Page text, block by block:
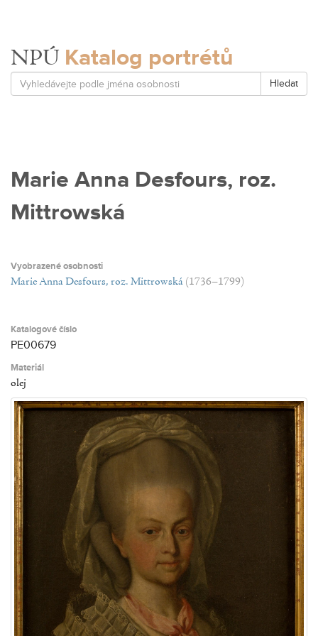
NPÚ Katalog portrétů
Hledat
Marie Anna Desfours, roz.
Mittrowská
Vyobrazené osobnosti
Marie Anna Desfours, roz. Mittrowská (1736–1799)
Katalogové číslo
PE00679
Materiál
olej